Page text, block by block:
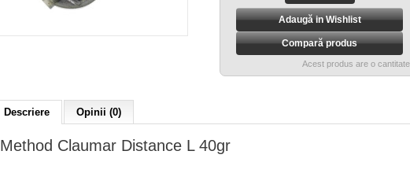
Adaugă in Wishlist
Compară produs
Acest produs are o
Descriere Opinii (0)
Method Claumar Distance L 40gr